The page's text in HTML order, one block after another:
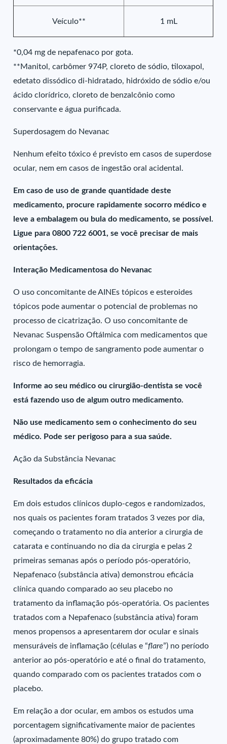
Veículo** 1 mL
*0,04 mg de nepafenaco por gota.
**Manitol, carbômer 974P, cloreto de sódio, tiloxapol,
edetato dissódico di-hidratado, hidróxido de sódio e/ou
ácido clorídrico, cloreto de benzalcônio como
conservante e água purificada.
Superdosagem do Nevanac
Nenhum efeito tóxico é previsto em casos de superdose
ocular, nem em casos de ingestão oral acidental.
Em caso de uso de grande quantidade deste
medicamento, procure rapidamente socorro médico e
leve a embalagem ou bula do medicamento, se possível.
Ligue para 0800 722 6001, se você precisar de mais
orientações.
Interação Medicamentosa do Nevanac
O uso concomitante de AINEs tópicos e esteroides
tópicos pode aumentar o potencial de problemas no
processo de cicatrização. O uso concomitante de
Nevanac Suspensão Oftálmica com medicamentos que
prolongam o tempo de sangramento pode aumentar o
risco de hemorragia.
Informe ao seu médico ou cirurgião-dentista se você
está fazendo uso de algum outro medicamento.
Não use medicamento sem o conhecimento do seu
médico. Pode ser perigoso para a sua saúde.
Ação da Substância Nevanac
Resultados da eficácia
Em dois estudos clínicos duplo-cegos e randomizados,
nos quais os pacientes foram tratados 3 vezes por dia,
começando o tratamento no dia anterior a cirurgia de
catarata e continuando no dia da cirurgia e pelas 2
primeiras semanas após o período pós-operatório,
Nepafenaco (substância ativa) demonstrou eficácia
clínica quando comparado ao seu placebo no
tratamento da inflamação pós-operatória. Os pacientes
tratados com a Nepafenaco (substância ativa) foram
menos propensos a apresentarem dor ocular e sinais
mensuráveis de inflamação (células e “flare”) no período
anterior ao pós-operatório e até o final do tratamento,
quando comparado com os pacientes tratados com o
placebo.
Em relação a dor ocular, em ambos os estudos uma
porcentagem significativamente maior de pacientes
(aproximadamente 80%) do grupo tratado com